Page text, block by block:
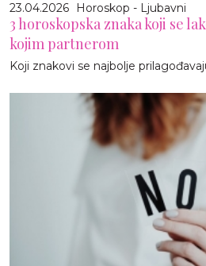
23.04.2026 Horoskop - Ljubavni
3 horoskopska znaka koji se
kojim partnerom
Koji znakovi se najbolje